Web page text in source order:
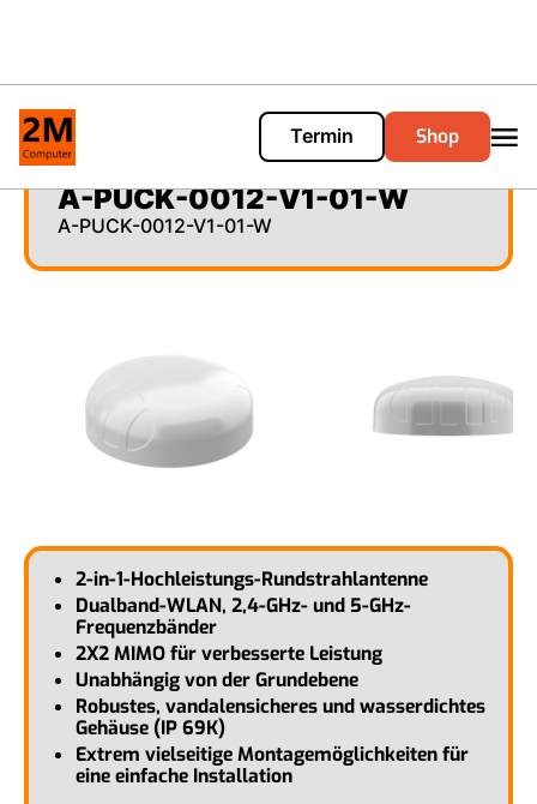
Termin Shop
A-PUCK-0012-V1-01-W
A-PUCK-0012-V1-01-W
2-in-1-Hochleistungs-Rundstrahlantenne
Dualband-WLAN, 2,4-GHz- und 5-GHz-
Frequenzbänder
2X2 MIMO für verbesserte Leistung
Unabhängig von der Grundebene
Robustes, vandalensicheres und wasserdichtes
Gehäuse (IP 69K)
Extrem vielseitige Montagemöglichkeiten für
eine einfache Installation